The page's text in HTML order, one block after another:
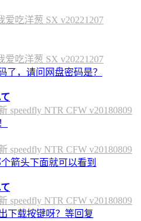
吃洋葱 SX v20221207
吃洋葱 SX v20221207
了，请问网盘密码是？
speedfly NTR CFW v20180809
speedfly NTR CFW v20180809
箭头下面就可以看到
speedfly NTR CFW v20180809
下载按键呀？等回复